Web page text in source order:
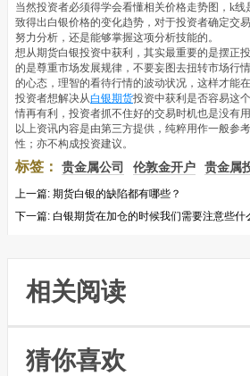
当然投资者必须得学会看懂相关价格走势图，k
致得出白银价格的变化趋势，对于投资者确定交
努力分析，还是能够掌握这项分析技能的。
想从期货白银投资中获利，其实最重要的是摆正
的是尊重市场发展规律，不要妄图去扭转市场行
的心态，理智的看待行情的波动状况，这样才能
投资者想解决从白银期货投资中获利是否容易这
情再有利，投资者抓不住好的交易时机也是没有
以上资讯内容是由第三方提供，纯粹用作一般参
性；亦不构成投资建议。
标签： 贵金属公司 伦敦金开户 贵金属
上一篇: 期货白银的缺陷都有哪些？
下一篇: 白银期货在加仓的时候我们需要注意些什
相关阅读
猜你喜欢